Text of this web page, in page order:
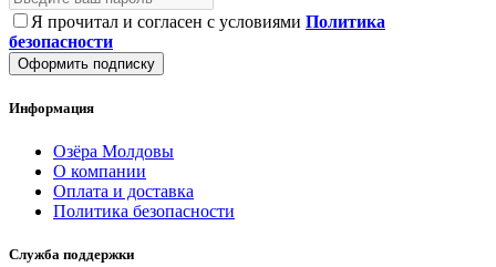
Я прочитал и согласен с условиями Политика
безопасности
Оформить подписку
Информация
Озёра Молдовы
О компании
Оплата и доставка
Политика безопасности
Служба поддержки